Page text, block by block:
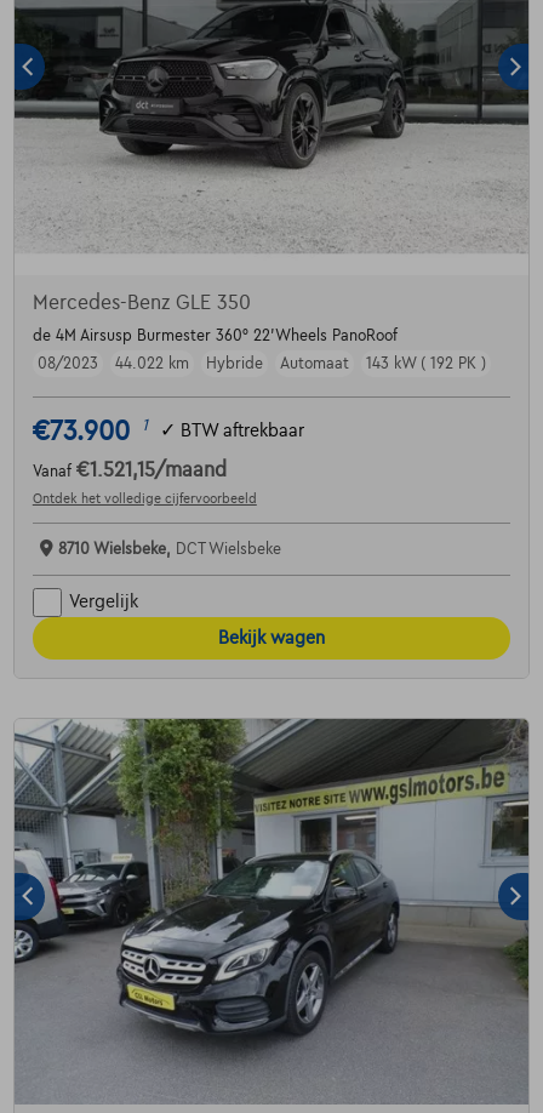
Mercedes-Benz GLE 350
de 4M Airsusp Burmester 360° 22'Wheels PanoRoof
08/2023
44.022 km Hybride Automaat 143 kW ( 192 PK )
€73.900 1 ✓ BTW aftrekbaar
Vanaf €1.521,15/maand
Ontdek het volledige cijfervoorbeeld
8710 Wielsbeke, DCT Wielsbeke
Vergelijk
Bekijk wagen